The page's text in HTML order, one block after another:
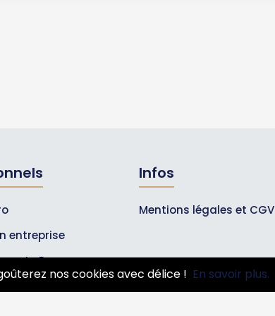
entreprise
Pros
Infos
Mentions légales et CGV
nos cookies avec délice ! En savoir plus.